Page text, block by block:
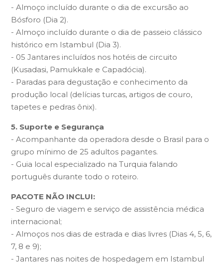
- Almoço incluído durante o dia de excursão ao
Bósforo (Dia 2).
- Almoço incluído durante o dia de passeio clássico
histórico em Istambul (Dia 3).
- 05 Jantares incluídos nos hotéis de circuito
(Kusadasi, Pamukkale e Capadócia).
- Paradas para degustação e conhecimento da
produção local (delícias turcas, artigos de couro,
tapetes e pedras ônix).
5. Suporte e Segurança
- Acompanhante da operadora desde o Brasil para o
grupo mínimo de 25 adultos pagantes.
- Guia local especializado na Turquia falando
português durante todo o roteiro.
PACOTE NÃO INCLUI:
- Seguro de viagem e serviço de assistência médica
internacional;
- Almoços nos dias de estrada e dias livres (Dias 4, 5, 6,
7, 8 e 9);
- Jantares nas noites de hospedagem em Istambul